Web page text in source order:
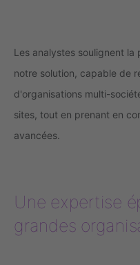
Les analystes soulignent
notre solution, capable de
d'organisations multi-
sites, tout en prenant en
avancées.
Une expertise
grandes